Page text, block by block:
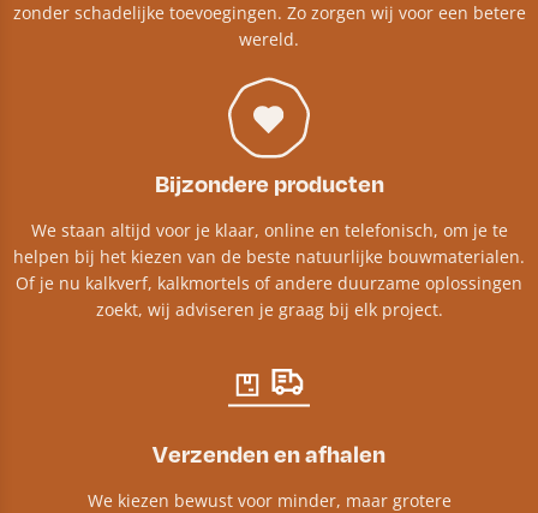
zonder schadelijke toevoegingen. Zo zorgen wij voor een betere
wereld.
Bijzondere producten
We staan altijd voor je klaar, online en telefonisch, om je te
helpen bij het kiezen van de beste natuurlijke bouwmaterialen.
Of je nu kalkverf, kalkmortels of andere duurzame oplossingen
zoekt, wij adviseren je graag bij elk project.​
Verzenden en afhalen
We kiezen bewust voor minder, maar grotere